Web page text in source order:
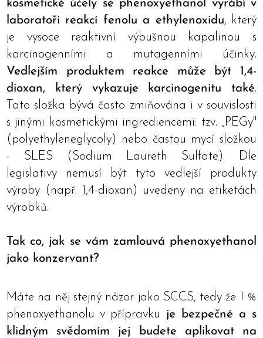
kosmetické účely se phenoxyethanol vyrábí v
laboratoři reakcí fenolu a ethylenoxidu, který
je vysoce reaktivní výbušnou kapalinou s
karcinogenními a mutagenními účinky.
Vedlejším produktem reakce může být 1,4-
dioxan, který vykazuje karcinogenitu také.
Tato složka bývá často zmiňována i v souvislosti
s jinými kosmetickými ingrediencemi: tzv. „PEGy"
(polyethyleneglycoly) nebo častou mycí složkou
- SLES (Sodium Laureth Sulfate). Dle
legislativy nemusí být tyto vedlejší produkty
výroby (např. 1,4-dioxan) uvedeny na etiketách
výrobků.
Tak co, jak se vám zamlouvá phenoxyethanol
jako konzervant?
Máte na něj stejný názor jako SCCS, tedy že 1 %
phenoxyethanolu v přípravku je bezpečné a s
klidným svědomím jej budete aplikovat na